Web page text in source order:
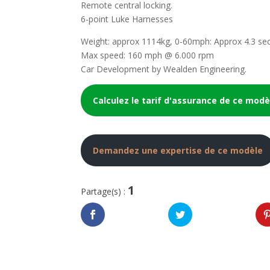
Remote central locking.
6-point Luke Harnesses
Weight: approx 1114kg, 0-60mph: Approx 4.3
Max speed: 160 mph @ 6.000 rpm
Car Development by Wealden Engineering.
Calculez le tarif d'assurance de ce
Demandez une expertise de ce modèle
Partage(s) : 1